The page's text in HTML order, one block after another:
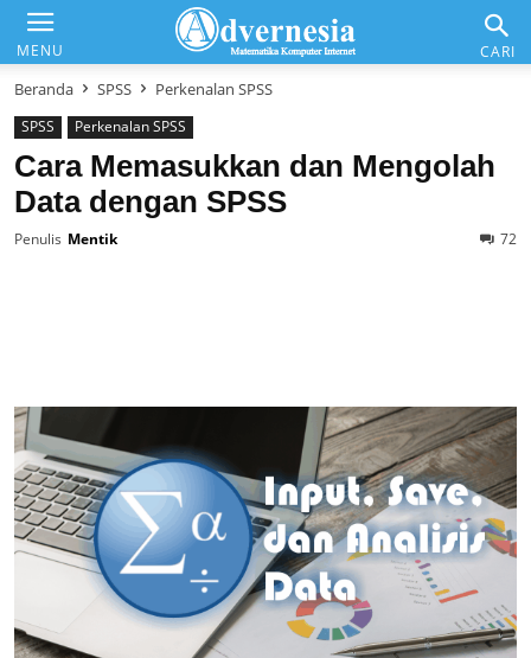
Daftar Isi
Matematika & Analisis
MENU
Advernesia CARI
Beranda SPSS Perkenalan SPSS
SPSS Perkenalan SPSS
Cara Memasukkan dan Mengolah
Data dengan SPSS
Penulis Mentik 72